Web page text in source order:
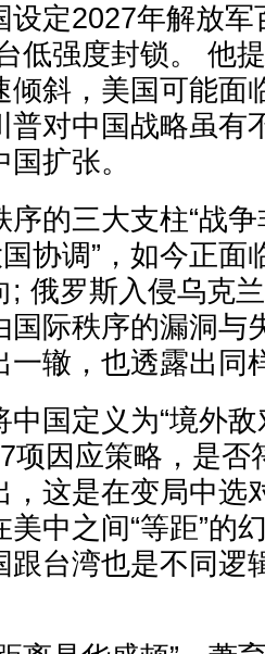
定2027年解放军
低强度封锁。 他
倾斜，美国可能面
普对中国战略虽有
扩张。
的三大支柱“战争
国协调”，如今正
; 俄罗斯入侵乌克
国际秩序的漏洞与
一辙，也透露出同
国定义为“境外
项因应策略，是否
，这是在变局中选
中之间“等距”的
跟台湾也是不同逻